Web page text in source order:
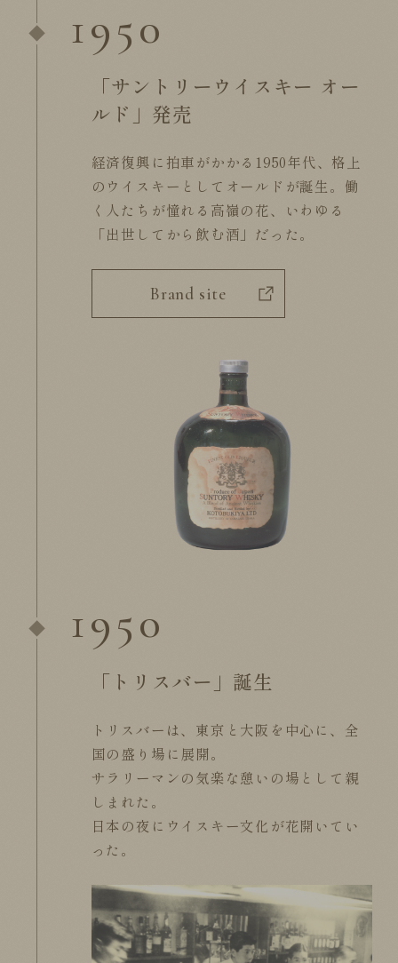
1950
「サントリーウイスキー オー
ルド」発売
経済復興に拍車がかかる1950年代、格上
のウイスキーとしてオールドが誕生。働
く人たちが憧れる高嶺の花、いわゆる
「出世してから飲む酒」だった。
Brand site
1950
「トリスバー」誕生
トリスバーは、東京と大阪を中心に、全
国の盛り場に展開。
サラリーマンの気楽な憩いの場として親
しまれた。
日本の夜にウイスキー文化が花開いてい
った。